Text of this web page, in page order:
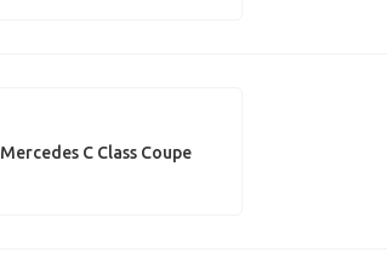
Mercedes C Class Coupe